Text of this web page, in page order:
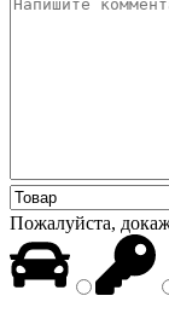
Пожалуйста,